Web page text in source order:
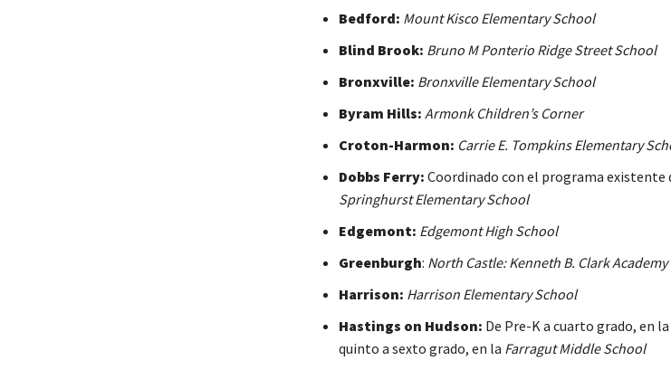
Bedford: Mount Kisco Elementary School
Blind Brook: Bruno M Ponterio Ridge Street School
Bronxville: Bronxville Elementary School
Byram Hills: Armonk Children’s Corner
Croton-Harmon: Carrie E. Tompkins Elementary
Dobbs Ferry: Coordinado con el programa existente
Springhurst Elementary School
Edgemont: Edgemont High School
Greenburgh: North Castle: Kenneth B. Clark Academy
Harrison: Harrison Elementary School
Hastings on Hudson: De Pre-K a cuarto grado, en la
quinto a sexto grado, en la Farragut Middle School